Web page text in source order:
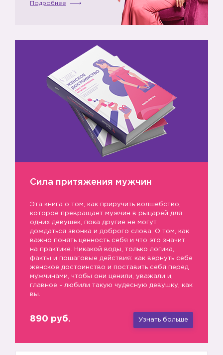
Подробнее
Сила притяжения мужчин
Эта книга о том, как приручить волшебство,
которое превращает мужчин в рыцарей для
одних девушек, пока другие не могут
дождаться звонка и доброго слова. О том, как
важно понять ценность себя и что это значит
на практике. Никакой воды, только логика,
факты и пошаговые действия: как вернуть себе
женское достоинство и поставить себя перед
мужчинами, чтобы они ценили, уважали и,
главное - любили такую чудесную девушку, как
вы.
890 руб. Узнать больше